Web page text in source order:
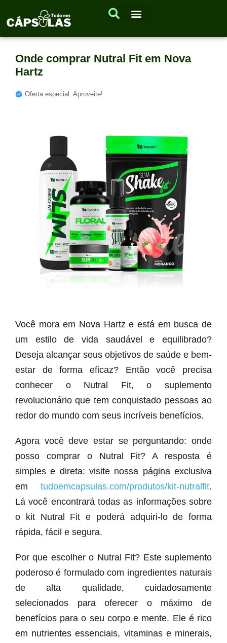
Onde comprar Nutral Fit em Nova
Hartz
Oferta especial. Aproveite!
Você mora em Nova Hartz e está em busca de
um estilo de vida saudável e equilibrado?
Deseja alcançar seus objetivos de saúde e bem-
estar de forma eficaz? Então você precisa
conhecer o Nutral Fit, o suplemento
revolucionário que tem conquistado pessoas ao
redor do mundo com seus incríveis benefícios.
Agora você deve estar se perguntando: onde
posso comprar o Nutral Fit? A resposta é
simples e direta: visite nossa página exclusiva
em tudoemcapsulas.com/produtos/kit-nutralfit.
Lá você encontrará todas as informações sobre
o kit Nutral Fit e poderá adquiri-lo de forma
rápida, fácil e segura.
Por que escolher o Nutral Fit? Este suplemento
poderoso é formulado com ingredientes naturais
de alta qualidade, cuidadosamente
selecionados para oferecer o máximo de
benefícios para o seu corpo e mente. Ele é rico
em nutrientes essenciais, vitaminas e minerais,